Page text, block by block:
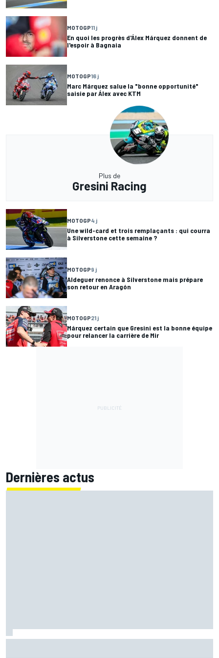
MOTOGP11 j
En quoi les progrès d'Álex Márquez donnent de
l'espoir à Bagnaia
MOTOGP16 j
Marc Márquez salue la "bonne opportunité"
saisie par Álex avec KTM
Plus de
Gresini Racing
MOTOGP4 j
Une wild-card et trois remplaçants : qui courra
à Silverstone cette semaine ?
MOTOGP9 j
Aldeguer renonce à Silverstone mais prépare
son retour en Aragón
MOTOGP21 j
Márquez certain que Gresini est la bonne équipe
pour relancer la carrière de Mir
Dernières actus